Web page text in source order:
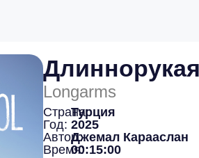
Longarms
Страна:Турция
Год: 2025
Автор:Джемал Карааслан
Время:00:15:00